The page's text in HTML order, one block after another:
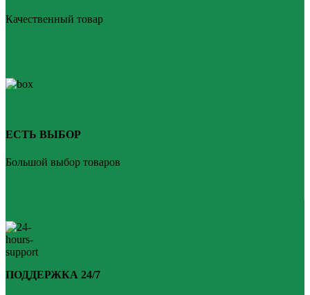
Качественный товар
ЕСТЬ ВЫБОР
Большой выбор товаров
ПОДДЕРЖКА 24/7